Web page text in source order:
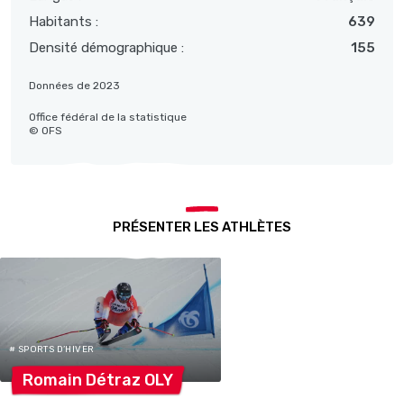
Habitants :
639
Densité démographique :
155
Données de 2023
Office fédéral de la statistique
© OFS
PRÉSENTER LES ATHLÈTES
# SPORTS D’HIVER
Romain Détraz OLY